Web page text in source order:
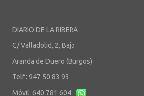
DIARIO DE LA RIBERA
C/ Valladolid, 2, Bajo
Aranda de Duero (Burgos)
Telf.: 947 50 83 93
Móvil: 640 781 604